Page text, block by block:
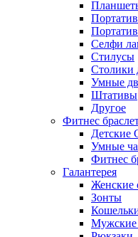
Селфи
Стилусы
Столики
Умные
Штативы
Другое
Фитнес
Детские
Умные
Фитнес
Галантерея
Женские
Зонты
Мужские